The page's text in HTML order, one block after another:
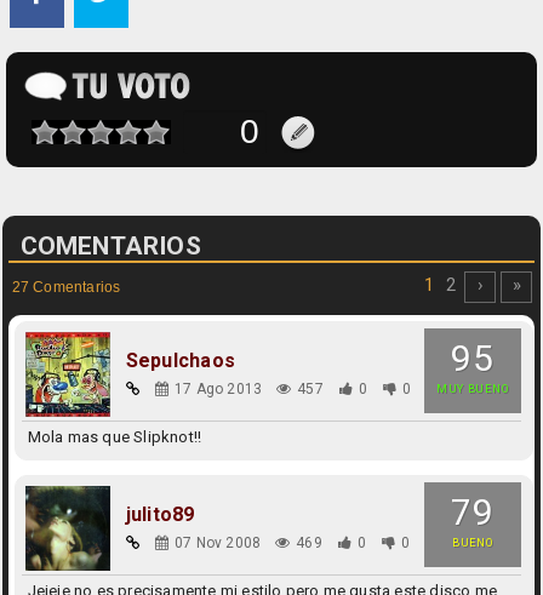
COMENTARIOS
27 Comentarios 1 2 › »
95
MUY BUENO
Sepulchaos
17 Ago 2013 457 0 0
Mola mas que Slipknot!!
79
BUENO
julito89
07 Nov 2008 469 0 0
Jejeje no es precisamente mi estilo pero me gusta este disco,me